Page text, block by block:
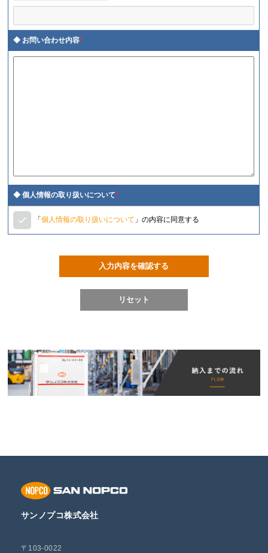
お問い合わせ内容*
個人情報の取り扱いについて*
「個人情報の取り扱いについて 」の内容に同意する
サンノプコ株式会社
〒103-0022